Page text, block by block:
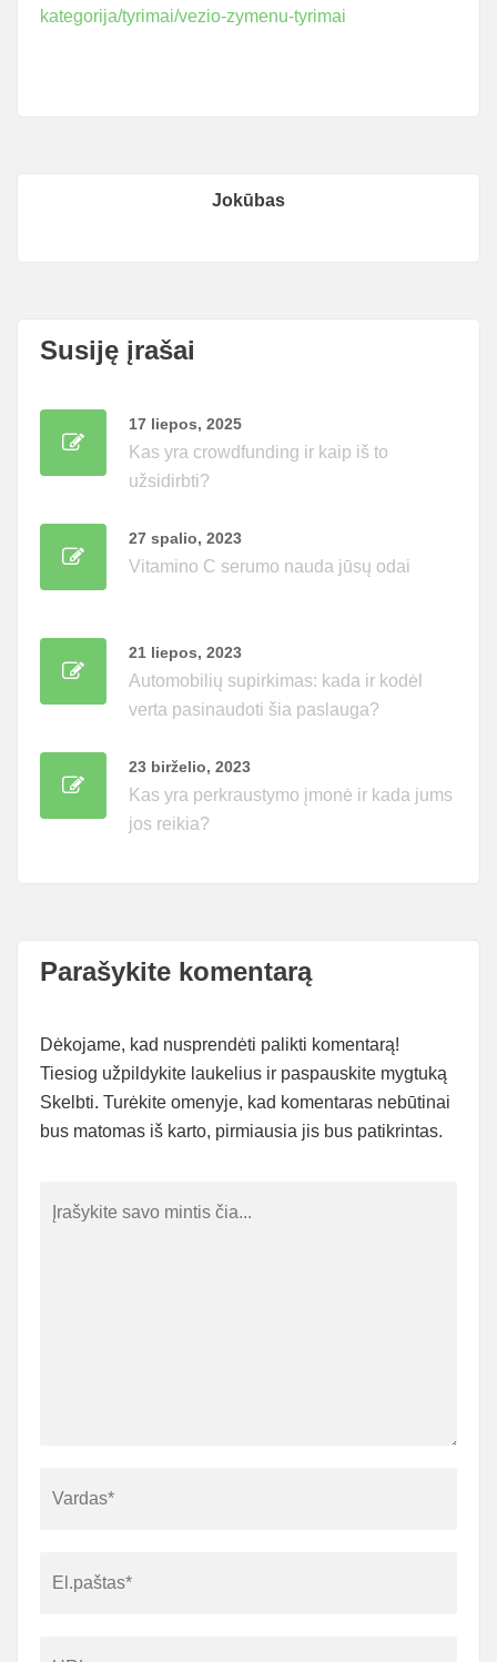
kategorija/tyrimai/vezio-zymenu-tyrimai
Jokūbas
Susiję įrašai
17 liepos, 2025
Kas yra crowdfunding ir kaip iš to
užsidirbti?
27 spalio, 2023
Vitamino C serumo nauda jūsų odai
21 liepos, 2023
Automobilių supirkimas: kada ir kodėl
verta pasinaudoti šia paslauga?
23 birželio, 2023
Kas yra perkraustymo įmonė ir kada jums
jos reikia?
Parašykite komentarą
Dėkojame, kad nusprendėti palikti komentarą!
Tiesiog užpildykite laukelius ir paspauskite mygtuką
Skelbti. Turėkite omenyje, kad komentaras nebūtinai
bus matomas iš karto, pirmiausia jis bus patikrintas.